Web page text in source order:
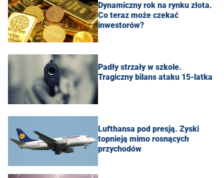
Dynamiczny rok na rynku złota.
Co teraz może czekać
inwestorów?
Padły strzały w szkole.
Tragiczny bilans ataku 15-latka
Lufthansa pod presją. Zyski
topnieją mimo rosnących
przychodów